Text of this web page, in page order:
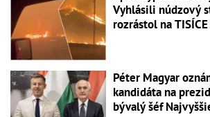
Vyhlásili núdzový
rozrástol na
Péter Magyar
kandidáta na
bývalý šéf